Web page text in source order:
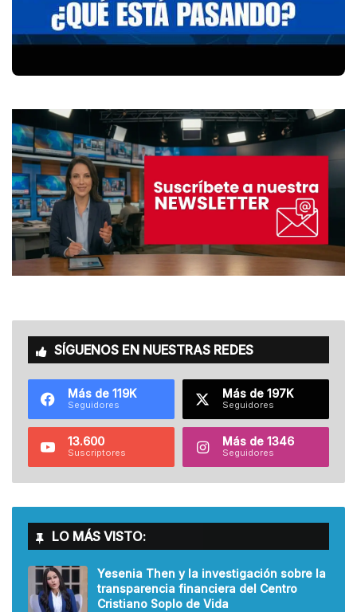
SÍGUENOS EN NUESTRAS REDES
Más de 119K
Seguidores
Más de 197K
Seguidores
13.600
Suscriptores
Más de 1346
Seguidores
LO MÁS VISTO:
Yesenia Then y la investigación sobre la
transparencia financiera del Centro
Cristiano Soplo de Vida